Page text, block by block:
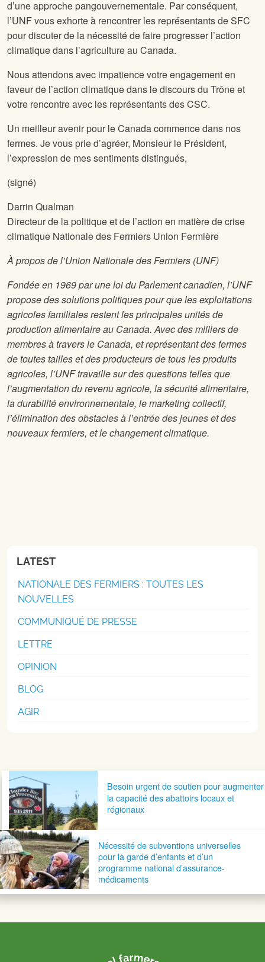
d’une approche pangouvernementale. Par conséquent,
l’UNF vous exhorte à rencontrer les représentants de SFC
pour discuter de la nécessité de faire progresser l’action
climatique dans l’agriculture au Canada.
Nous attendons avec impatience votre engagement en
faveur de l’action climatique dans le discours du Trône et
votre rencontre avec les représentants des CSC.
Un meilleur avenir pour le Canada commence dans nos
fermes. Je vous prie d’agréer, Monsieur le Président,
l’expression de mes sentiments distingués,
(signé)
Darrin Qualman
Directeur de la politique et de l’action en matière de crise
climatique Nationale des Fermiers Union Fermière
À propos de l’Union Nationale des Fermiers (UNF)
Fondée en 1969 par une loi du Parlement canadien, l’UNF
propose des solutions politiques pour que les exploitations
agricoles familiales restent les principales unités de
production alimentaire au Canada. Avec des milliers de
membres à travers le Canada, et représentant des fermes
de toutes tailles et des producteurs de tous les produits
agricoles, l’UNF travaille sur des questions telles que
l’augmentation du revenu agricole, la sécurité alimentaire,
la durabilité environnementale, le marketing collectif,
l’élimination des obstacles à l’entrée des jeunes et des
nouveaux fermiers, et le changement climatique.
LATEST
NATIONALE DES FERMIERS : TOUTES LES
NOUVELLES
COMMUNIQUÉ DE PRESSE
LETTRE
OPINION
BLOG
AGIR
Navigation postaleBesoin urgent de soutien pour augmenter
la capacité des abattoirs locaux et
régionaux
Nécessité de subventions universelles
pour la garde d’enfants et d’un
programme national d’assurance-
médicaments